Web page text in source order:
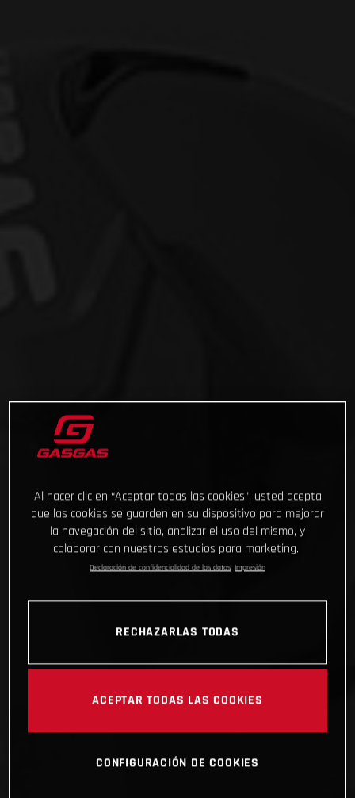
Al hacer clic en “Aceptar todas las cookies”, usted acepta
que las cookies se guarden en su dispositivo para mejorar
la navegación del sitio, analizar el uso del mismo, y
colaborar con nuestros estudios para marketing.
Declaración de confidencialidad de los datos Impresión
RECHAZARLAS TODAS
ACEPTAR TODAS LAS COOKIES
CONFIGURACIÓN DE COOKIES